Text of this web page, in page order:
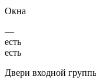
Окна
—
есть
есть
Двери входной